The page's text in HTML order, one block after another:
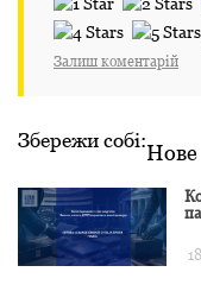
Залиш коментарій
Збережи собі:Нове